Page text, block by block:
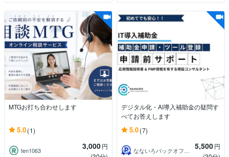
MTGお打ち合わせします
5.0(1)
ten1063 3,000円
デジタル化・AI導入補助金の疑問す
べてお答えします
5.0(7)
なないろバックオフィス 5,500円